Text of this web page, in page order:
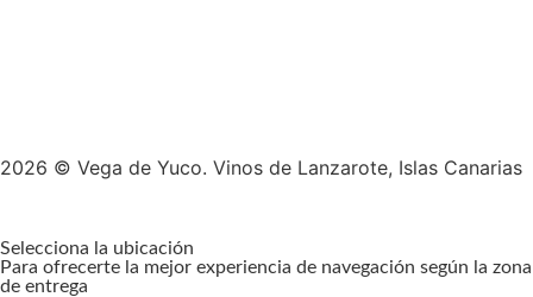
2026 © Vega de Yuco. Vinos de Lanzarote, Islas Canarias
Selecciona la ubicación
Para ofrecerte la mejor experiencia de navegación según la zona
de entrega